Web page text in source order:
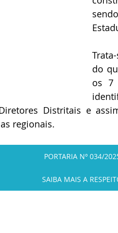
do
os 7
Distritais e
regionais.
PORTARIA Nº 034/
SAIBA MAIS A